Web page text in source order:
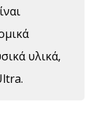
υλικά,